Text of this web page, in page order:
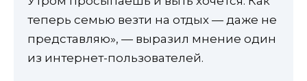
теперь семью везти на отдых — даже не
представляю», — выразил мнение один
из интернет-пользователей.